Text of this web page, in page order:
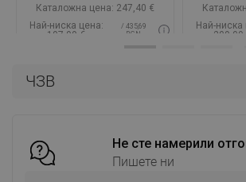
ЧЗВ
Не сте намерили
Пишете ни
Каталожна цена: 247,40 €
Най-ниска цена:
197,99 €
/ 435,69
BGN
Добави в количката
Най-ниска
209,09